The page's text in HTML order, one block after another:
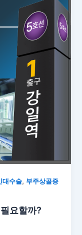
대수술, 부주상골증
요할까?